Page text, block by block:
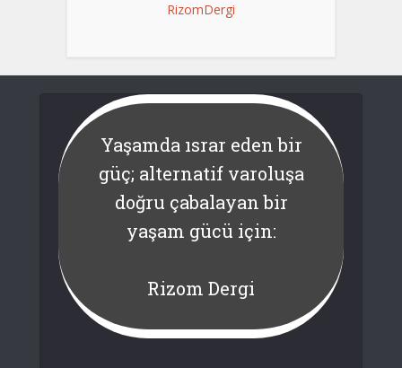
RizomDergi
Yaşamda ısrar eden bir
güç; alternatif varoluşa
doğru çabalayan bir
yaşam gücü için:
Rizom Dergi